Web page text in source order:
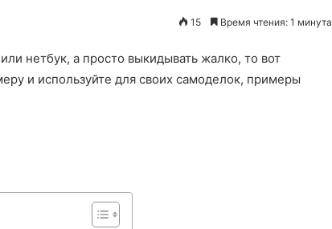
15 Время чтения: 1 минута
нетбук, а просто выкидывать жалко, то вот
и используйте для своих самоделок, примеры